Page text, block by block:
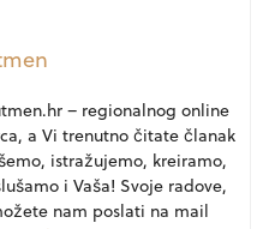
– regionalnog online
a Vi trenutno čitate članak
istražujemo, kreiramo,
i Vaša! Svoje radove,
nam poslati na mail